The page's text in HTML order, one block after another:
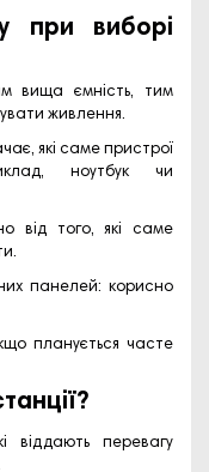
при виборі
вища ємність, тим
живлення.
які саме пристрої
ноутбук чи
від того, які саме
панелей: корисно
планується часте
віддають перевагу